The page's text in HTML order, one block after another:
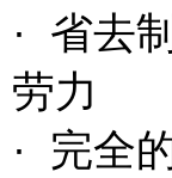
· 省去
劳力
· 完全